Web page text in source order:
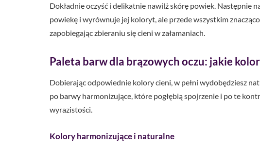
Dokładnie oczyść i delikatnie nawilż skórę powiek. Następnie
powiekę i wyrównuje jej koloryt, ale przede wszystkim
zapobiegając zbieraniu się cieni w załamaniach.
Paleta barw dla brązowych oczu: jakie
Dobierając odpowiednie kolory cieni, w pełni wydobędziesz
po barwy harmonizujące, które pogłębią spojrzenie i po te
wyrazistości.
Kolory harmonizujące i naturalne